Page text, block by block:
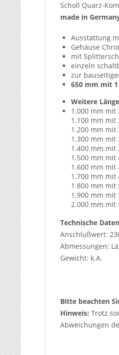
Scholl Quarz-
made in
Ausstattung
Gehäuse
mit
einzeln
zur
650 mm mit
Weitere
1.000 mm
1.100 mm mit
1.200 mm mit
1.300 mm mit
1.400 mm mit
1.500 mm mit
1.600 mm mit
1.700 mm mit
1.800 mm mit
1.900 mm mit
2.000 mm mit
Technische
Anschlußwert:
Abmessungen:
Gewicht: k.A.
Bitte beachten
Hinweis: Trotz
Abweichungen